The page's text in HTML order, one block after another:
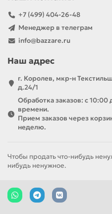
+7 (499) 404-26-48
Менеджер в телеграм
info@bazzare.ru
Наш адрес
г. Королев, мкр-н
д.24/1
Обработка заказов: с
времени.
Прием заказов через
неделю.
Чтобы продать что-нибудь
нибудь ненужное.